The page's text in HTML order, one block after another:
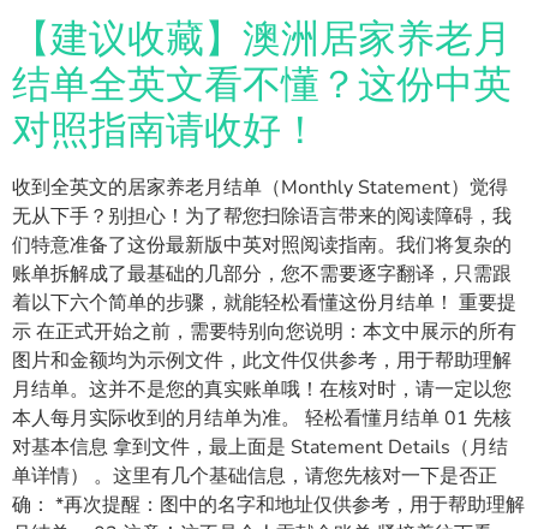
【建议收藏】澳洲居家养老月
结单全英文看不懂？这份中英
对照指南请收好！
收到全英文的居家养老月结单（Monthly Statement）觉得
无从下手？别担心！为了帮您扫除语言带来的阅读障碍，我
们特意准备了这份最新版中英对照阅读指南。我们将复杂的
账单拆解成了最基础的几部分，您不需要逐字翻译，只需跟
着以下六个简单的步骤，就能轻松看懂这份月结单！ 重要提
示 在正式开始之前，需要特别向您说明：本文中展示的所有
图片和金额均为示例文件，此文件仅供参考，用于帮助理解
月结单。这并不是您的真实账单哦！在核对时，请一定以您
本人每月实际收到的月结单为准。 轻松看懂月结单 01 先核
对基本信息 拿到文件，最上面是 Statement Details（月结
单详情） 。这里有几个基础信息，请您先核对一下是否正
确： *再次提醒：图中的名字和地址仅供参考，用于帮助理解